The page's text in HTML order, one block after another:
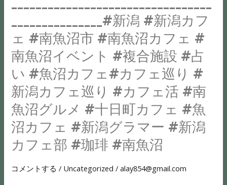
こ
お
節
介
に
話
し
か
け
も
ぎ
蒸
し
@whitening_stand
セ
ル
フ
ホ
ワ
イ
_______________#新潟 #新潟カフ
ェ #南魚沼市 #南魚沼カフェ #
南魚沼イベント #複合施設 #占
い #魚沼カフェ#カフェ巡り #
新潟カフェ巡り #カフェ活 #南
魚沼グルメ #十日町カフェ #魚
沼カフェ #新潟グラマー #新潟
カフェ部 #珈琲 #南魚沼
コメントする / Uncategorized /alay854@gmail.com
お
様
か
ら
要
望
の
多
か
っ
『占